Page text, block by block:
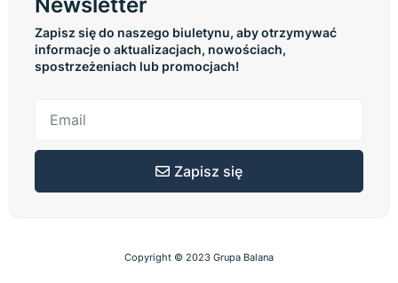
Zapisz się do naszego biuletynu, aby otrzymywać
informacje o aktualizacjach, nowościach,
spostrzeżeniach lub promocjach!
Zapisz się
Copyright © 2023 Grupa Balana